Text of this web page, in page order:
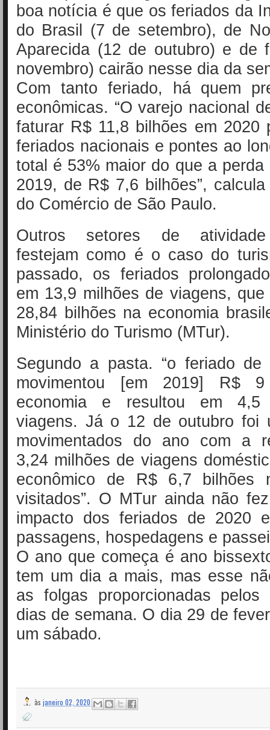
boa notícia é que os feriados da
do Brasil (7 de setembro), de
Aparecida (12 de outubro) e de
novembro) cairão nesse dia da
Com tanto feriado, há quem
econômicas. “O varejo nacional
faturar R$ 11,8 bilhões em 2020
feriados nacionais e pontes ao
total é 53% maior do que a perda
2019, de R$ 7,6 bilhões”,
do Comércio de São Paulo.
Outros setores de atividade
festejam como é o caso do
passado, os feriados
em 13,9 milhões de viagens,
28,84 bilhões na economia
Ministério do Turismo (MTur).
Segundo a pasta. “o feriado de
movimentou [em 2019] R$
economia e resultou em 4,5
viagens. Já o 12 de outubro foi
movimentados do ano com a
3,24 milhões de viagens
econômico de R$ 6,7 bilhões
visitados”. O MTur ainda não
impacto dos feriados de 2020
passagens, hospedagens e
O ano que começa é ano
tem um dia a mais, mas esse
as folgas proporcionadas pelos
dias de semana. O dia 29 de
um sábado.
às janeiro 02, 2020